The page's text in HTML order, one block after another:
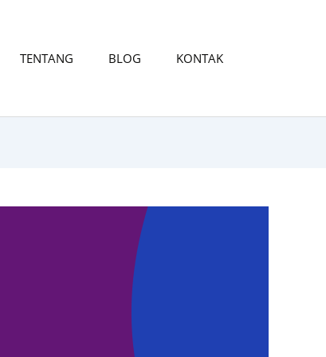
TENTANG BLOG KONTAK